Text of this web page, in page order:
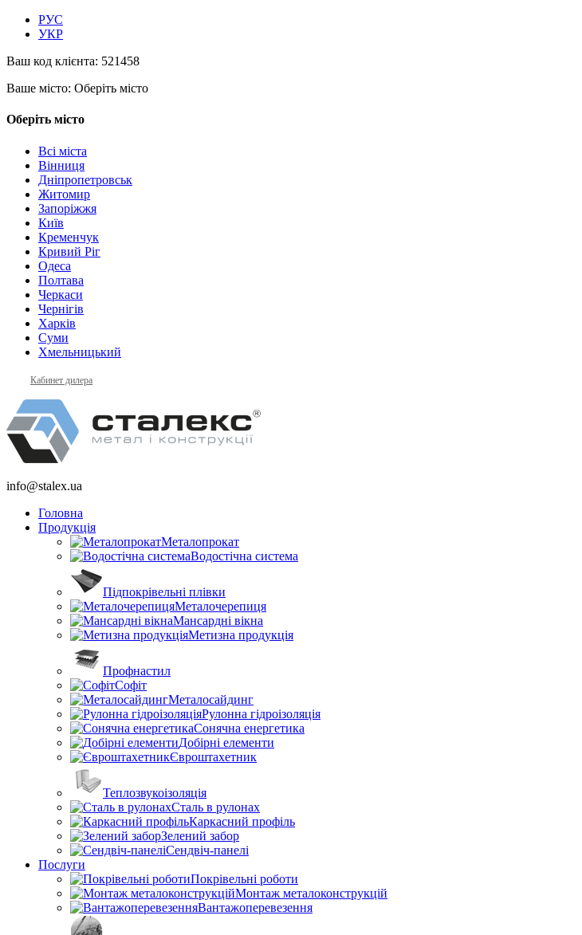
РУС
УКР
Ваш код клієнта: 521458
Ваше місто: Оберіть місто
Оберіть місто
Всі міста
Вінниця
Дніпропетровськ
Житомир
Запоріжжя
Київ
Кременчук
Кривий Ріг
Одеса
Полтава
Черкаси
Чернігів
Харків
Суми
Хмельницький
Кабинет дилера
info@stalex.ua
Головна
Продукція
Металопрокат
Водостічна система
Підпокрівельні плівки
Металочерепиця
Мансардні вікна
Метизна продукція
Профнастил
Софіт
Металосайдинг
Рулонна гідроізоляція
Сонячна енергетика
Добірні елементи
Євроштахетник
Теплозвукоізоляція
Сталь в рулонах
Каркасний профіль
Зелений забор
Сендвіч-панелі
Послуги
Покрівельні роботи
Монтаж металоконструкцій
Вантажоперевезення